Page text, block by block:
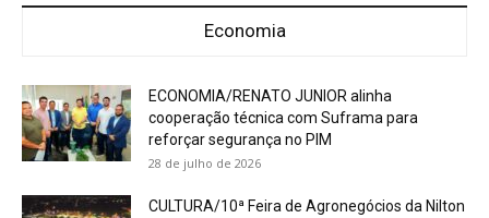
Economia
ECONOMIA/RENATO JUNIOR alinha
cooperação técnica com Suframa para
reforçar segurança no PIM
28 de julho de 2026
CULTURA/10ª Feira de Agronegócios da Nilton